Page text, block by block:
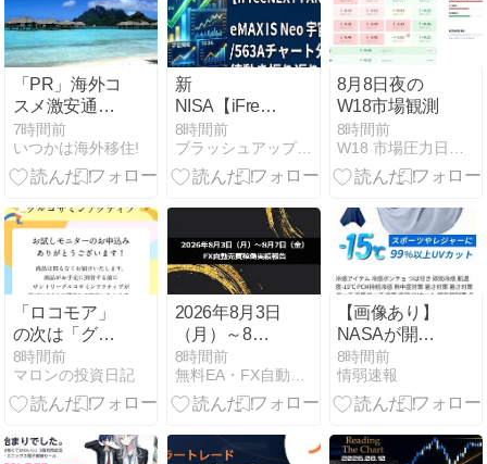
の理由
返ったんじゃ
｜クソザコFX
「PR」海外コ
スメ激安通販
ベティーズビ
ューティー
「プロモーシ
7時間前
いつかは海外移住!
新
NISA【iFreeNEXT
FANG+】ｅＭ
ＡＸＩＳ Ｎｅ
ｏ 宇宙開
ート分析｜値
動き振り返り
8.08
8時間前
ブラッシュアップスキルCOZY日記
8月8日夜の
W18市場観測
8時間前
「ロコモア」
の次は「グル
コサミンアク
ティブ」届く
みたい
8時間前
マロンの投資日記
2026年8月3日
（月）～8月7
日（金）のFX
自動売買稼働
実績報告
8時間前
無料EA・FX自動売買の「稼ぐチカラ」シリーズ公式サイト
【画像あり】
NASAが開
発、着るだけ
で瞬時に
「-15℃冷却」
チョ3,980円！
8時間前
情弱速報